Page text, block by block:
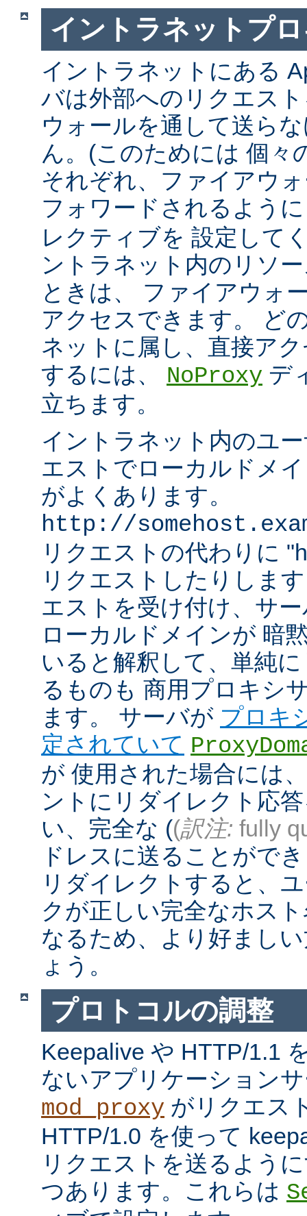
イントラネットプ
イントラネットにある
バは外部へのリクエス
ウォールを通して送ら
ん。(このためには 個々
それぞれ、ファイアウ
フォワードされるよう
レクティブを 設定して
ントラネット内のリソ
ときは、 ファイアウォ
アクセスできます。 ど
ネットに属し、直接ア
するには、 NoProxy デ
立ちます。
イントラネット内のユ
エストでローカルドメ
がよくあります。
http://
リクエストの代わりに
リクエストしたりしま
エストを受け付け、サ
ローカルドメインが 暗
いると解釈して、単純
るものも 商用プロキシ
ます。 サーバが プロキ
定されていて
が 使用された場合には
ントにリダイレクト応
い、完全な ((訳注: fully
ドレスに送ることがで
リダイレクトすると、
クが正しい完全なホス
なるため、より好まし
ょう。
プロトコルの調整
Keepalive や HTTP/1.1
ないアプリケーション
mod_proxy がリクエス
HTTP/1.0 を使って
リクエストを送るよう
つあります。これらは